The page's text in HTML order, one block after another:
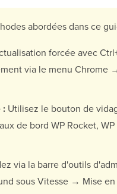
abordées dans ce
forcée avec
via le menu Chrome
: Utilisez le bouton de
de bord WP Rocket,
via la barre d'outils
sous Vitesse → Mise en